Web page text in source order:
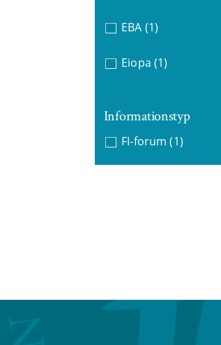
EBA (1)
Eiopa (1)
Informationstyp
FI-forum (1)